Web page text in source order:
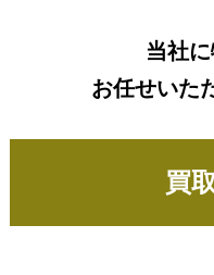
当社
お任せいた
買